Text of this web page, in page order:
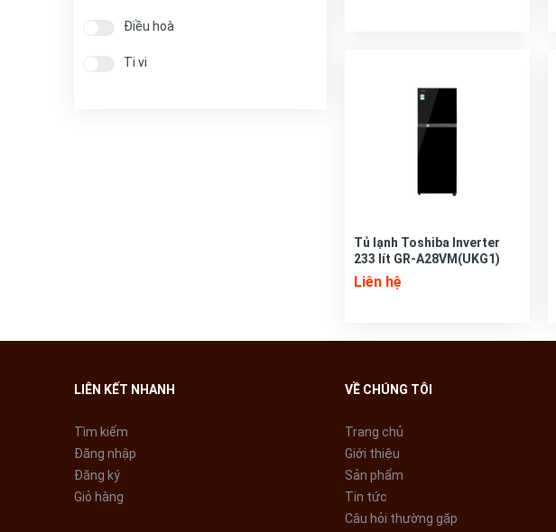
Trên 50 triệu
Điều hoà
Ti vi
Tủ lạnh Toshiba Inverter
233 lít GR-A28VM(UKG1)
Liên hệ
LIÊN KẾT NHANH
Tìm kiếm
Đăng nhập
Đăng ký
Giỏ hàng
VỀ CHÚNG TÔI
Trang chủ
Giới thiệu
Sản phẩm
Tin tức
Câu hỏi thường gặp